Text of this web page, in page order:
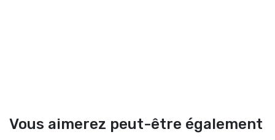
Vous aimerez peut-être également